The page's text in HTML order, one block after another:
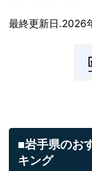
最終更新日.2026
■岩手県のお
キング